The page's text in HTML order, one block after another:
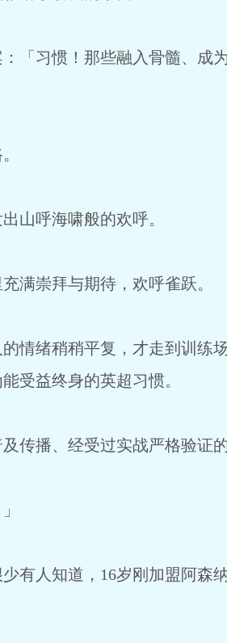
「习惯！那些融入骨髓、成
山呼海啸般的欢呼。
满崇拜与期待，欢呼雀跃。
情绪稍稍平复，才走到训练
受益终身的英超习惯。
传播、经受过实战严格验证的
有人知道，16岁刚加盟阿森